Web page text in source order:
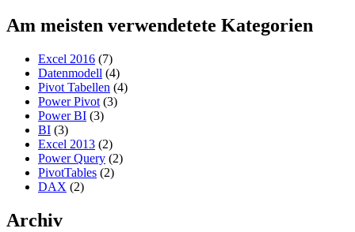
Am meisten verwendetete Kategorien
Excel 2016 (7)
Datenmodell (4)
Pivot Tabellen (4)
Power Pivot (3)
Power BI (3)
BI (3)
Excel 2013 (2)
Power Query (2)
PivotTables (2)
DAX (2)
Archiv